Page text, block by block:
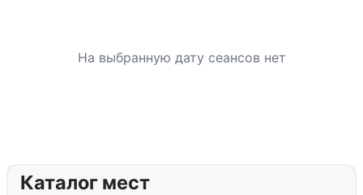
На выбранную дату сеансов нет
Каталог мест